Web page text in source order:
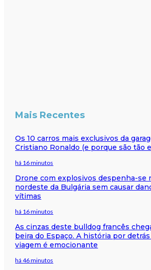
Mais Recentes
Os 10 carros mais exclusivos da
Cristiano Ronaldo (e porque são tão
há 16 minutos
Drone com explosivos despenha-se
nordeste da Bulgária sem causar
vítimas
há 16 minutos
As cinzas deste bulldog francês
beira do Espaço. A história por detrás
viagem é emocionante
há 46 minutos